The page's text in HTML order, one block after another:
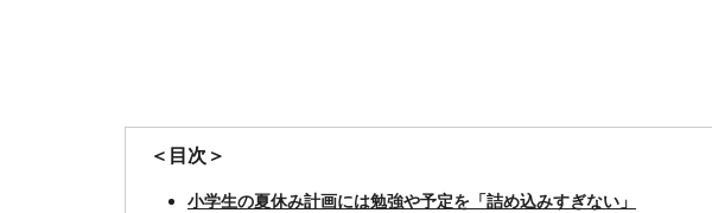
＜目次＞
小学生の夏休み計画には勉強や予定を「詰め込みすぎない」